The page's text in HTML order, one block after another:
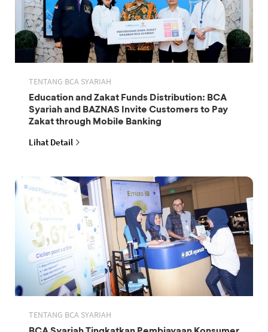
TENTANG BCA SYARIAH
Education and Zakat Funds Distribution: BCA
Syariah and BAZNAS Invite Customers to Pay
Zakat through Mobile Banking
Lihat Detail
TENTANG BCA SYARIAH